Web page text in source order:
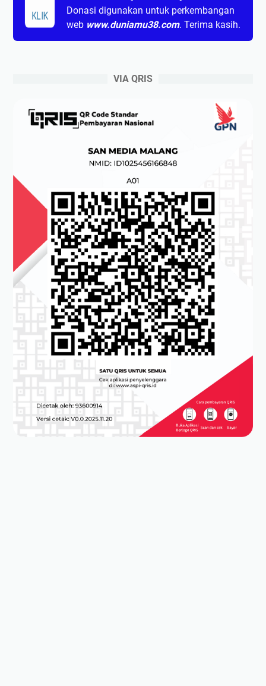
KLIK
Donasi digunakan untuk perkembangan
web www.duniamu38.com. Terima kasih.
VIA QRIS